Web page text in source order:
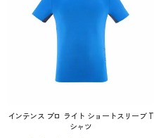
インテンス プロ ライト ショートスリーブ T
シャツ